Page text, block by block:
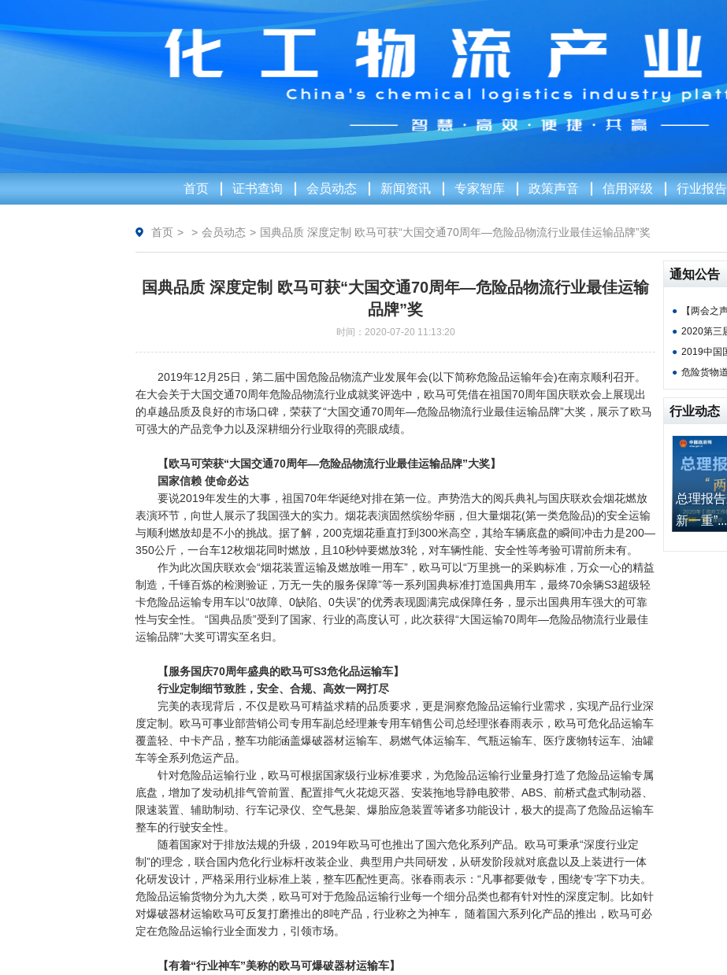
首页 证书查询 会员动态 新闻资讯 专家智库 政策声音 信用评级 行业报告
首页 > > 会员动态 > 国典品质 深度定制 欧马可获“大国交通70周年—危险品物流行业最佳运输品牌”奖
国典品质 深度定制 欧马可获“大国交通70周年—危险品物流行业最佳运输
品牌”奖
时间：2020-07-20 11:13:20
2019年12月25日，第二届中国危险品物流产业发展年会(以下简称危险品运输年会)在南京顺利召开。
在大会关于大国交通70周年危险品物流行业成就奖评选中，欧马可凭借在祖国70周年国庆联欢会上展现出
的卓越品质及良好的市场口碑，荣获了“大国交通70周年—危险品物流行业最佳运输品牌”大奖，展示了欧马
可强大的产品竞争力以及深耕细分行业取得的亮眼成绩。
【欧马可荣获“大国交通70周年—危险品物流行业最佳运输品牌”大奖】
国家信赖 使命必达
要说2019年发生的大事，祖国70年华诞绝对排在第一位。声势浩大的阅兵典礼与国庆联欢会烟花燃放
表演环节，向世人展示了我国强大的实力。烟花表演固然缤纷华丽，但大量烟花(第一类危险品)的安全运输
与顺利燃放却是不小的挑战。据了解，200克烟花垂直打到300米高空，其给车辆底盘的瞬间冲击力是200—
350公斤，一台车12枚烟花同时燃放，且10秒钟要燃放3轮，对车辆性能、安全性等考验可谓前所未有。
作为此次国庆联欢会“烟花装置运输及燃放唯一用车”，欧马可以“万里挑一的采购标准，万众一心的精益
制造，千锤百炼的检测验证，万无一失的服务保障”等一系列国典标准打造国典用车，最终70余辆S3超级轻
卡危险品运输专用车以“0故障、0缺陷、0失误”的优秀表现圆满完成保障任务，显示出国典用车强大的可靠
性与安全性。 “国典品质”受到了国家、行业的高度认可，此次获得“大国运输70周年—危险品物流行业最佳
运输品牌”大奖可谓实至名归。
【服务国庆70周年盛典的欧马可S3危化品运输车】
行业定制细节致胜，安全、合规、高效一网打尽
完美的表现背后，不仅是欧马可精益求精的品质要求，更是洞察危险品运输行业需求，实现产品行业深
度定制。欧马可事业部营销公司专用车副总经理兼专用车销售公司总经理张春雨表示，欧马可危化品运输车
覆盖轻、中卡产品，整车功能涵盖爆破器材运输车、易燃气体运输车、气瓶运输车、医疗废物转运车、油罐
车等全系列危运产品。
针对危险品运输行业，欧马可根据国家级行业标准要求，为危险品运输行业量身打造了危险品运输专属
底盘，增加了发动机排气管前置、配置排气火花熄灭器、安装拖地导静电胶带、ABS、前桥式盘式制动器、
限速装置、辅助制动、行车记录仪、空气悬架、爆胎应急装置等诸多功能设计，极大的提高了危险品运输车
整车的行驶安全性。
随着国家对于排放法规的升级，2019年欧马可也推出了国六危化系列产品。欧马可秉承“深度行业定
制”的理念，联合国内危化行业标杆改装企业、典型用户共同研发，从研发阶段就对底盘以及上装进行一体
化研发设计，严格采用行业标准上装，整车匹配性更高。张春雨表示：“凡事都要做专，围绕‘专’字下功夫。
危险品运输货物分为九大类，欧马可对于危险品运输行业每一个细分品类也都有针对性的深度定制。比如针
对爆破器材运输欧马可反复打磨推出的8吨产品，行业称之为神车， 随着国六系列化产品的推出，欧马可必
定在危险品运输行业全面发力，引领市场。
【有着“行业神车”美称的欧马可爆破器材运输车】
通知公告
●
【两会之
● 2020第三
● 2019中国
● 危险货物
行业动态
总理报
新一重”...